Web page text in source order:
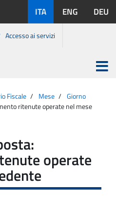
disponibili:
ITA ENG DEU
Accesso ai servizi
Apri
menu
Fiscale Mese
Giorno
ritenute operate nel mese
operate